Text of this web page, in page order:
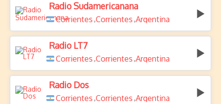
Radio Sudamericanana
Corrientes ,Corrientes ,Argentina
Radio LT7
Corrientes ,Corrientes ,Argentina
Radio Dos
Corrientes ,Corrientes ,Argentina